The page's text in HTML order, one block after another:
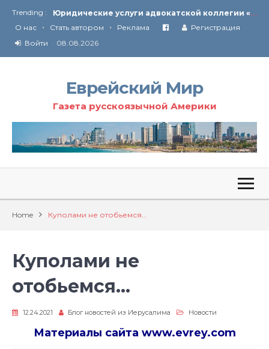
Trending : Ю
ридические услуги адвокатской коллегии «Эли Гервиц»: полное сопровождение на всех этапах
От Ирана до Ливана и Газы
О нас • Стать автором • Реклама
Регистрация
Войти
08.08.2026
Еврейский Мир
Газета русскоязычной Америки
Home Куполами не отобьемся…
Куполами не
отобьемся…
12.24.2021 Блог новостей из Иерусалима Новости
Материалы сайта www.evrey.com